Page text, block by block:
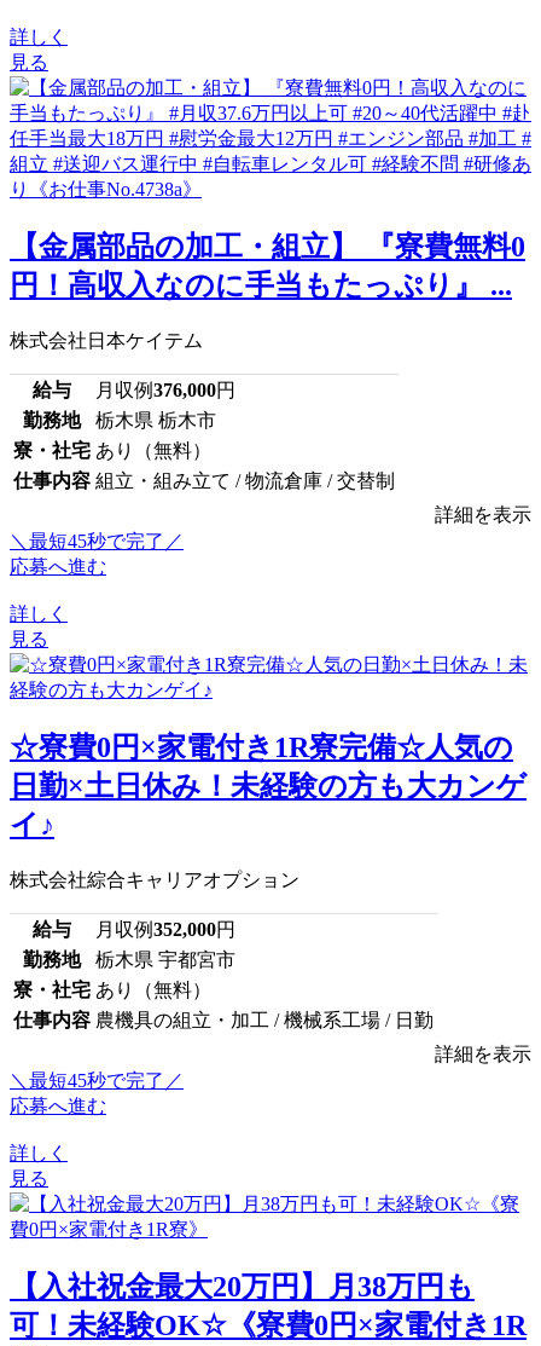
詳しく
見る
【金属部品の加工・組立】 『寮費無料0
円！高収入なのに手当もたっぷり』 ...
株式会社日本ケイテム
給与 月収例376,000円
勤務地
栃木県 栃木市
寮・社宅 あり（無料）
仕事内容 組立・組み立て / 物流倉庫 / 交替制
詳細を表示
＼最短45秒で完了／
応募へ進む
詳しく
見る
☆寮費0円×家電付き1R寮完備☆人気の
日勤×土日休み！未経験の方も大カンゲ
イ♪
株式会社綜合キャリアオプション
給与 月収例352,000円
勤務地
栃木県 宇都宮市
寮・社宅 あり（無料）
仕事内容 農機具の組立・加工 / 機械系工場 / 日勤
詳細を表示
＼最短45秒で完了／
応募へ進む
詳しく
見る
【入社祝金最大20万円】月38万円も
可！未経験OK☆《寮費0円×家電付き1R